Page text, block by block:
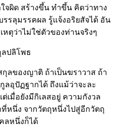
จผิด สร้างขึ้น ทำขึ้น คิดว่าทาง
รลุมรรคผล รู้แจ้งอริยสัจได้ อัน
หตุว่าไม่ใช่ตัวของท่านจริงๆ
ปลิโพธ
ลของญาติ ถ้าเป็นฆราวาส ถ้า
ลอุปัฏฐากได้ ถึงแม้ว่าจะละ
เมื่อยังมีกิเลสอยู่ ความกังวล
หนึ่ง จากวัตถุหนึ่งไปสู่อีกวัตถุ
ลหนึ่งก็ได้